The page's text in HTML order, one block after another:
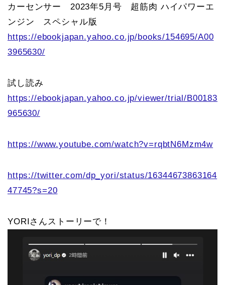
カーセンサー 2023年5月号 超筋肉 ハイパワーエ
ンジン スペシャル版
https://ebookjapan.yahoo.co.jp/books/154695/A00
3965630/
試し読み
https://ebookjapan.yahoo.co.jp/viewer/trial/B00183
965630/
https://www.youtube.com/watch?v=rqbtN6Mzm4w
https://twitter.com/dp_yori/status/16344673863164
47745?s=20
YORIさんストーリーで！